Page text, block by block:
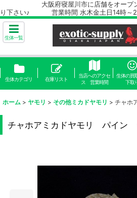
大阪府寝屋川市に店舗をオープン致
り下さい♪ 営業時間 水木金土日14時～
生体一覧
生体カテゴリ 在庫リスト
当店へのアクセ
ス 営業時間
生体の買
下取
ホーム > ヤモリ > その他ミカドヤモリ > チャホ
チャホアミカドヤモリ パイン